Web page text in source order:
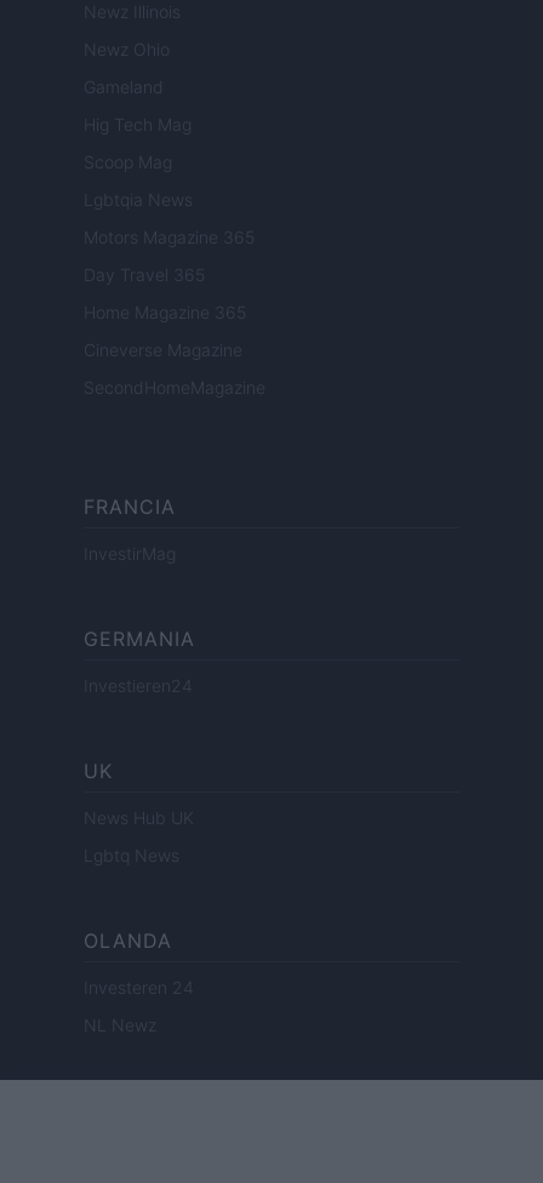
Newz Illinois
Newz Ohio
Gameland
Hig Tech Mag
Scoop Mag
Lgbtqia News
Motors Magazine 365
Day Travel 365
Home Magazine 365
Cineverse Magazine
SecondHomeMagazine
FRANCIA
InvestirMag
GERMANIA
Investieren24
UK
News Hub UK
Lgbtq News
OLANDA
Investeren 24
NL Newz